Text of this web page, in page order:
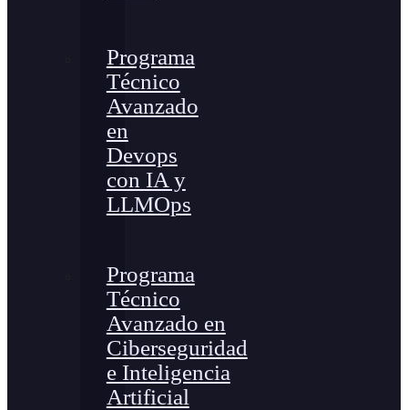
Programa
Técnico
Avanzado
en
Devops
con IA y
LLMOps
Programa
Técnico
Avanzado en
Ciberseguridad
e Inteligencia
Artificial